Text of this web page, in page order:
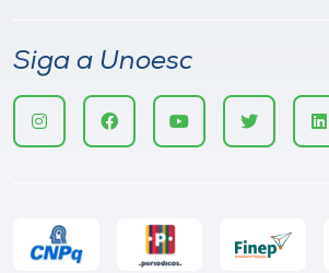
Siga a Unoesc